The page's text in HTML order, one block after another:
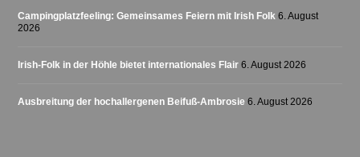
Campingplatzfeeling: Gemeinsames Feiern mit Irish Folk 6. August
2026
Irish-Folk in der Höhle bietet internationales Flair 6. August 2026
Ausbreitung der hochallergenen Beifuß-Ambrosie 6. August 2026